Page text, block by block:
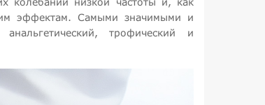
эффектам. Самыми значимыми и
трофический и